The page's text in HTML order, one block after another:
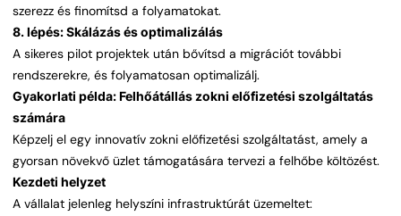
szerezz és finomítsd a folyamatokat.
8. lépés: Skálázás és optimalizálás
A sikeres pilot projektek után bővítsd a migrációt további
rendszerekre, és folyamatosan optimalizálj.
Gyakorlati példa: Felhőátállás zokni előfizetési szolgáltatás
számára
Képzelj el egy innovatív zokni előfizetési szolgáltatást, amely a
gyorsan növekvő üzlet támogatására tervezi a felhőbe költözést.
Kezdeti helyzet
A vállalat jelenleg helyszíni infrastruktúrát üzemeltet: